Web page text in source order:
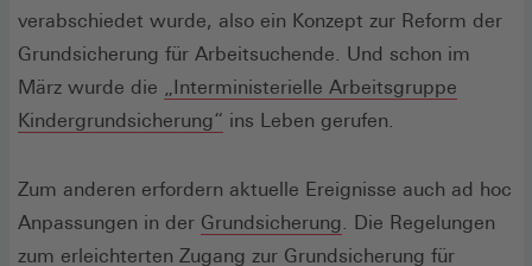
in
einem
neuen
verabschiedet wurde, also ein Konzept zur Reform der
Grundsicherung für Arbeitsuchende. Und schon im
März wurde die
„Interministerielle Arbeitsgruppe
Kindergrundsicherung“ (Öffnet
einem
neuen
Fenster)
ins Leben gerufen.
Zum anderen erfordern aktuelle Ereignisse auch ad hoc
Anpassungen in der Grundsicherung (Öffnet
in
. Die Regelungen
zum erleichterten Zugang zur Grundsicherung für